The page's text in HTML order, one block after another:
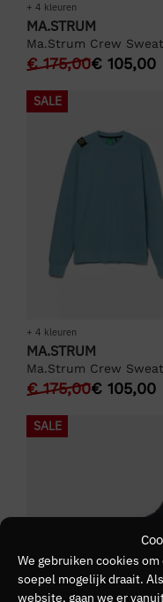
We gebruiken cookies
soepel mogelijk draait.
website, gaan we er
+ 4 kleuren
MA.STRUM
Ma.Strum Crew Sweat
€175,00€ 105,00
SALE
+ 4 kleuren
MA.STRUM
Ma.Strum Crew Sweat
€175,00€ 105,00
SALE